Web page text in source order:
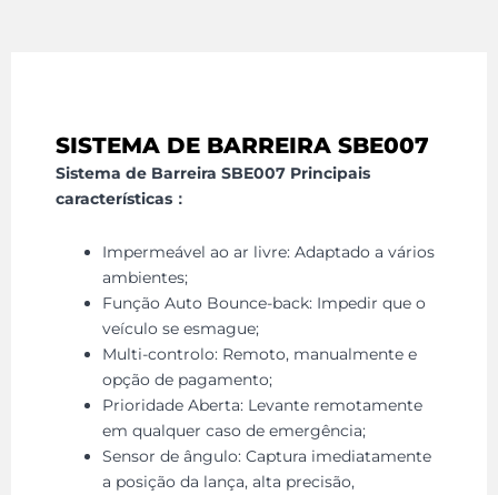
SISTEMA DE BARREIRA SBE007
Sistema de Barreira SBE007 Principais
características：
Impermeável ao ar livre: Adaptado a vários
ambientes;
Função Auto Bounce-back: Impedir que o
veículo se esmague;
Multi-controlo: Remoto, manualmente e
opção de pagamento;
Prioridade Aberta: Levante remotamente
em qualquer caso de emergência;
Sensor de ângulo: Captura imediatamente
a posição da lança, alta precisão,